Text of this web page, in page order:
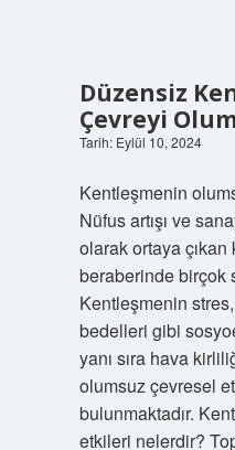
Düzensiz
Çevreyi
Tarih: Eylül 10, 2024
Kentleşmenin
Nüfus artışı ve
olarak ortaya
beraberinde birçok
Kentleşmenin
bedelleri gibi
yanı sıra hava
olumsuz çevresel
bulunmaktadır.
etkileri nelerdir?